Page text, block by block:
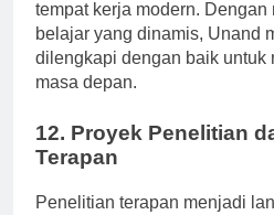
tempat kerja modern.
belajar yang dinamis, Unand
dilengkapi dengan baik untuk
masa depan.
12. Proyek Penelitian
Terapan
Penelitian terapan menjadi